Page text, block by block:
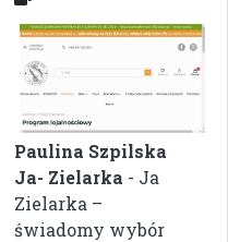
Paulina Szpilska
Ja- Zielarka - Ja
Zielarka –
świadomy wybór